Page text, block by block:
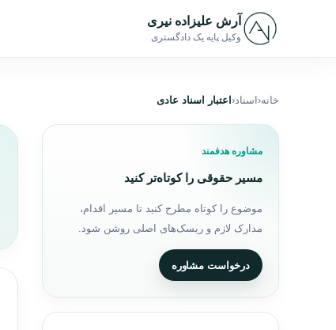
پرش به محتوا
آرش علیزاده نیری
وکیل پایه یک دادگستری
خانه اسناد اعتبار اسناد عادی
مشاوره هدفمند
مسیر حقوقی را کوتاه‌تر کنید
موضوع را کوتاه مطرح کنید تا مسیر اقدام،
مدارک لازم و ریسک‌های اصلی روشن شود.
درخواست مشاوره